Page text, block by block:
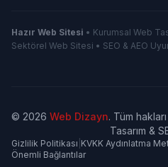
Hazır Web Sitesi • Kurumsal Web
Sektörel Web Sitesi • SEO & AEO
© 2026 Web Dizayn. Tüm hakları
Tasarım &
Gizlilik Politikası KVKK Aydınlatma
Önemli Bağlantılar